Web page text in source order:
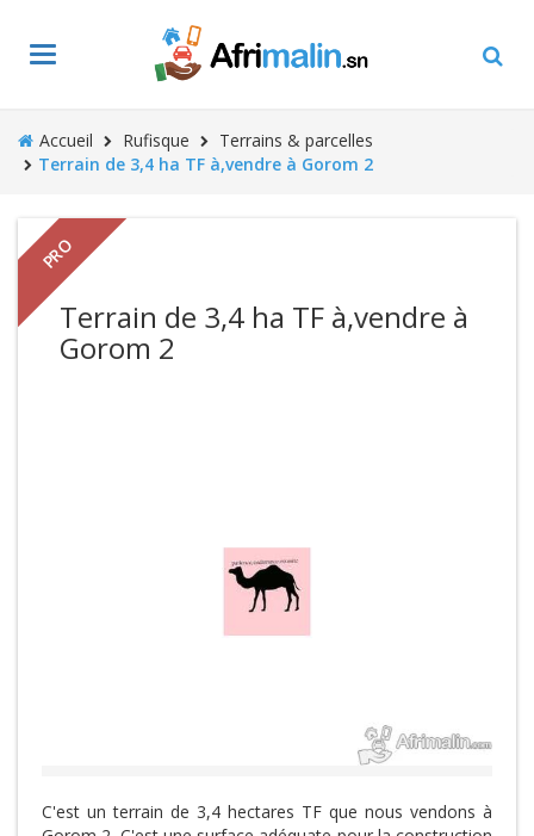
Toggle
navigation
Accueil Rufisque
Terrains & parcelles
Terrain de 3,4 ha TF à,vendre à Gorom 2
PRO
Terrain de 3,4 ha TF à,vendre à
Gorom 2
C'est un terrain de 3,4 hectares TF que nous vendons à